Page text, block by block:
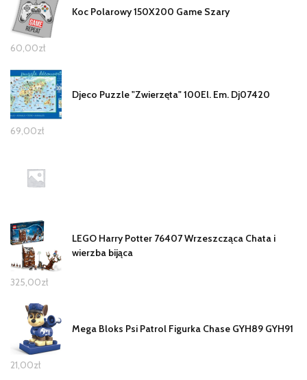
Koc Polarowy 150X200 Game Szary
60,00zł
Djeco Puzzle "Zwierzęta" 100El. Em. Dj07420
69,00zł
LEGO Harry Potter 76407 Wrzeszcząca Chata i
wierzba bijąca
325,00zł
Mega Bloks Psi Patrol Figurka Chase GYH89 GYH91
21,00zł